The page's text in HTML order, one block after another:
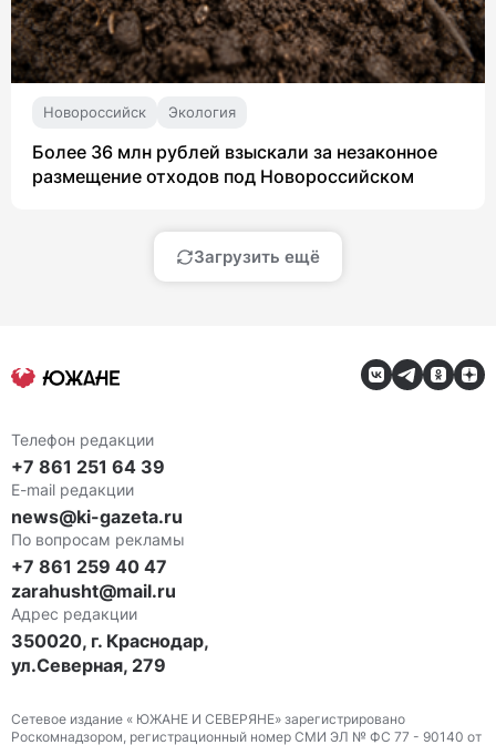
Новороссийск Экология
Более 36 млн рублей взыскали за незаконное
размещение отходов под Новороссийском
Загрузить ещё
Телефон редакции
+7 861 251 64 39
E-mail редакции
news@ki-gazeta.ru
По вопросам рекламы
+7 861 259 40 47
zarahusht@mail.ru
Адрес редакции
350020, г. Краснодар,
ул.Северная, 279
Сетевое издание « ЮЖАНЕ И СЕВЕРЯНЕ» зарегистрировано
Роскомнадзором, регистрационный номер СМИ ЭЛ № ФС 77 - 90140 от